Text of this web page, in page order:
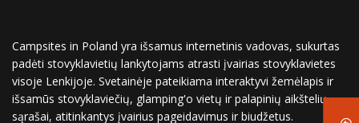
Campsites in Poland yra išsamus internetinis vadovas, sukurtas
padėti stovyklavietių lankytojams atrasti įvairias stovyklavietes
visoje Lenkijoje. Svetainėje pateikiama interaktyvi žemėlapis ir
išsamūs stovyklaviečių, glamping'o vietų ir palapinių aikštelių
sąrašai, atitinkantys įvairius pageidavimus ir biudžetus.